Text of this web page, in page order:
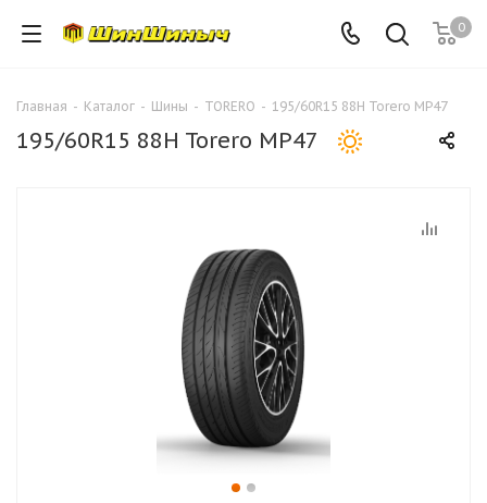
0
Главная - Каталог - Шины - TORERO - 195/60R15 88H Torero MP47
195/60R15 88H Torero MP47